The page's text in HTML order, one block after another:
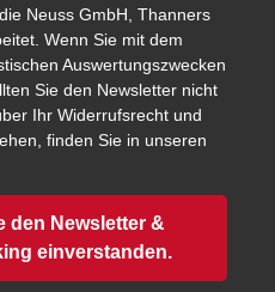
Neuss GmbH, Thanners
Wenn Sie mit dem
Auswertungszwecken
Sie den Newsletter nicht
Ihr Widerrufsrecht und
finden Sie in unseren
den Newsletter &
einverstanden.